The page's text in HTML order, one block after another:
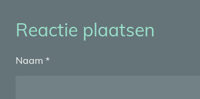
e
n
e
Reactie plaatsen
Naam *